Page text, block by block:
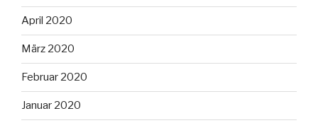
April 2020
März 2020
Februar 2020
Januar 2020